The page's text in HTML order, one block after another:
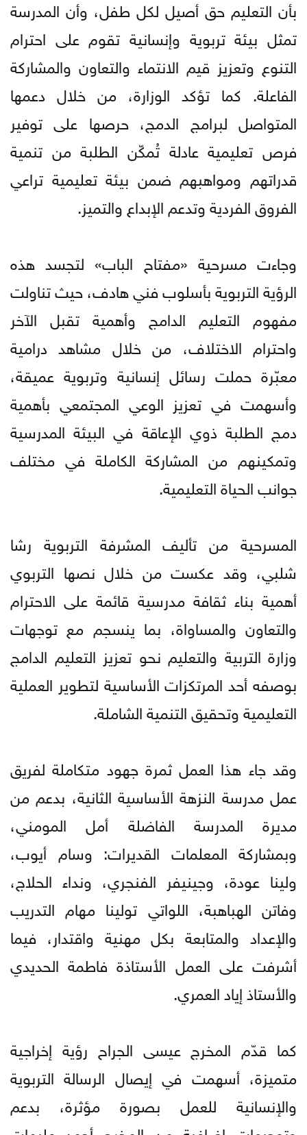
بأن التعليم حق أصيل لكل طفل، وأن المدرسة
تمثل بيئة تربوية وإنسانية تقوم على احترام
التنوع وتعزيز قيم الانتماء والتعاون والمشاركة
الفاعلة. كما تؤكد الوزارة، من خلال دعمها
المتواصل لبرامج الدمج، حرصها على توفير
فرص تعليمية عادلة تُمكّن الطلبة من تنمية
قدراتهم ومواهبهم ضمن بيئة تعليمية تراعي
الفروق الفردية وتدعم الإبداع والتميز.
وجاءت مسرحية «مفتاح الباب» لتجسد هذه
الرؤية التربوية بأسلوب فني هادف، حيث تناولت
مفهوم التعليم الدامج وأهمية تقبل الآخر
واحترام الاختلاف، من خلال مشاهد درامية
معبّرة حملت رسائل إنسانية وتربوية عميقة،
وأسهمت في تعزيز الوعي المجتمعي بأهمية
دمج الطلبة ذوي الإعاقة في البيئة المدرسية
وتمكينهم من المشاركة الكاملة في مختلف
جوانب الحياة التعليمية.
المسرحية من تأليف المشرفة التربوية رشا
شلبي، وقد عكست من خلال نصها التربوي
أهمية بناء ثقافة مدرسية قائمة على الاحترام
والتعاون والمساواة، بما ينسجم مع توجهات
وزارة التربية والتعليم نحو تعزيز التعليم الدامج
بوصفه أحد المرتكزات الأساسية لتطوير العملية
التعليمية وتحقيق التنمية الشاملة.
وقد جاء هذا العمل ثمرة جهود متكاملة لفريق
عمل مدرسة النزهة الأساسية الثانية، بدعم من
مديرة المدرسة الفاضلة أمل المومني،
وبمشاركة المعلمات القديرات: وسام أيوب،
ولينا عودة، وجينيفر الفنجري، ونداء الحلاج،
وفاتن الهباهبة، اللواتي تولينا مهام التدريب
والإعداد والمتابعة بكل مهنية واقتدار، فيما
أشرفت على العمل الأستاذة فاطمة الحديدي
والأستاذ إياد العمري.
كما قدّم المخرج عيسى الجراح رؤية إخراجية
متميزة، أسهمت في إيصال الرسالة التربوية
والإنسانية للعمل بصورة مؤثرة، بدعم